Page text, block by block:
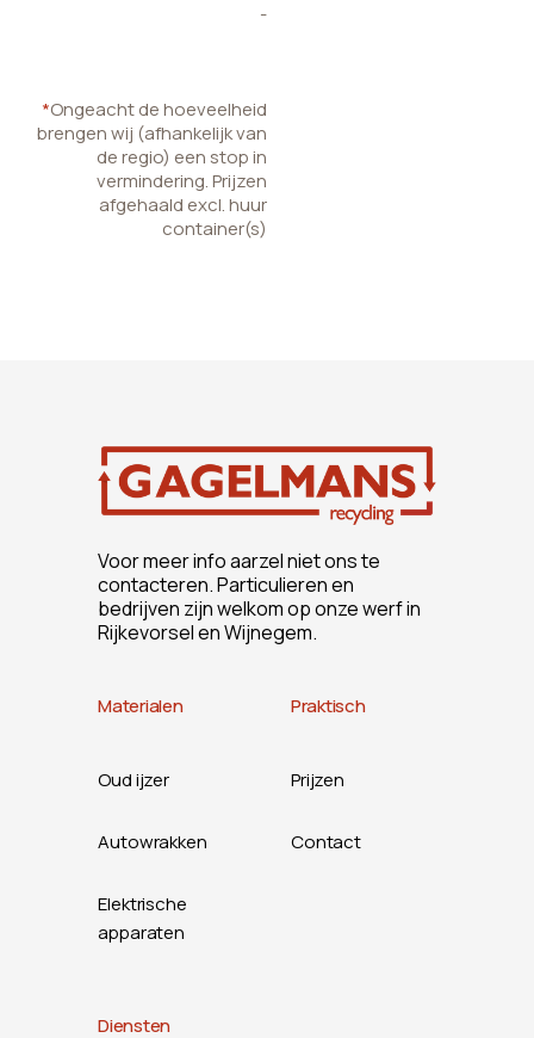
-
*Ongeacht de hoeveelheid
brengen wij (afhankelijk van
de regio) een stop in
vermindering. Prijzen
afgehaald excl. huur
container(s)
Voor meer info aarzel niet ons te
contacteren. Particulieren en
bedrijven zijn welkom op onze werf in
Rijkevorsel en Wijnegem.
Materialen
Oud ijzer
Autowrakken
Elektrische
apparaten
Praktisch
Prijzen
Contact
Diensten